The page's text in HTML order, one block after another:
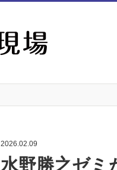
2026.02.09
水野勝之ゼミ